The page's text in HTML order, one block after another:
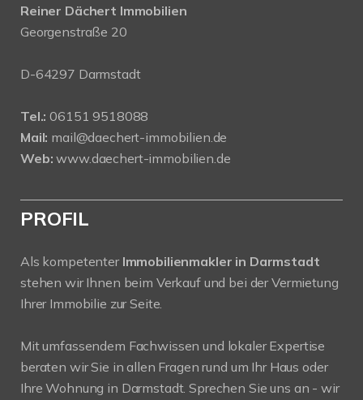
Reiner Dächert Immobilien
Georgenstraße 20
D-64297 Darmstadt
Tel.: 06151 9518088
Mail: mail@daechert-immobilien.de
Web: www.daechert-immobilien.de
PROFIL
Als kompetenter Immobilienmakler in Darmstadt
stehen wir Ihnen beim Verkauf und bei der Vermietung
Ihrer Immobilie zur Seite.
Mit umfassendem Fachwissen und lokaler Expertise
beraten wir Sie in allen Fragen rund um Ihr Haus oder
Ihre Wohnung in Darmstadt. Sprechen Sie uns an - wir